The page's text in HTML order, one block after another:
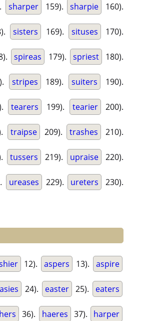
sharper 159). sharpie 160).
sisters 169). situses 170).
spireas 179). spriest 180).
stripes 189). suiters 190).
tearers 199). tearier 200).
traipse 209). trashes 210).
tussers 219). upraise 220).
ureases 229). ureters 230).
12). aspers 13). aspire
24). easter 25). eaters
36). haeres 37). harper